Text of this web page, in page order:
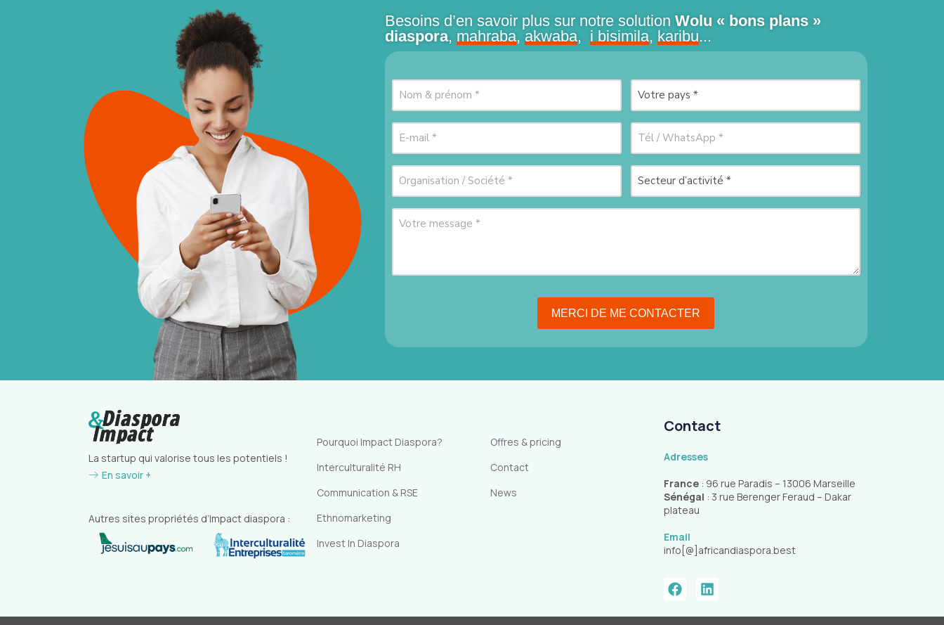
Besoins d’en savoir plus sur notre solution Wolu « bons plans »
diaspora, mahraba, akwaba, i bisimila, karibu...
Nom
prénom
(Nécessaire)
Pays
(Nécessaire)
E-
mail
(Nécessaire)
Téléphone
(Nécessaire)
Organisation
Société
(Nécessaire)
Secteur
d’activité
(Nécessaire)
Votre
message
La startup qui valorise tous les potentiels !
En savoir +
Autres sites propriétés d’Impact diaspora :
Pourquoi Impact Diaspora?
Interculturalité RH
Communication & RSE
Ethnomarketing
Invest In Diaspora
Offres & pricing
Contact
News
Contact
Adresses
France : 96 rue Paradis – 13006 Marseille
Sénégal : 3 rue Berenger Feraud – Dakar
plateau
Email
info[@]africandiaspora.best